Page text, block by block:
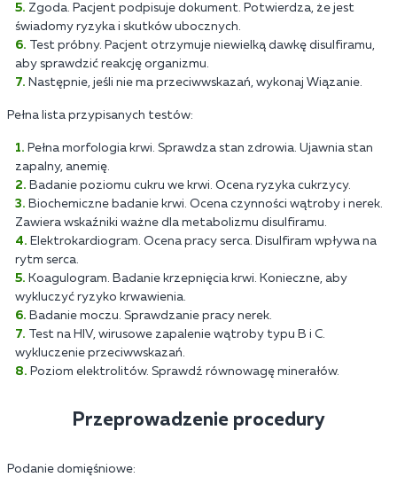
Zgoda. Pacjent podpisuje dokument. Potwierdza, że jest
świadomy ryzyka i skutków ubocznych.
Test próbny. Pacjent otrzymuje niewielką dawkę disulfiramu,
aby sprawdzić reakcję organizmu.
Następnie, jeśli nie ma przeciwwskazań, wykonaj Wiązanie.
Pełna lista przypisanych testów:
Pełna morfologia krwi. Sprawdza stan zdrowia. Ujawnia stan
zapalny, anemię.
Badanie poziomu cukru we krwi. Ocena ryzyka cukrzycy.
Biochemiczne badanie krwi. Ocena czynności wątroby i nerek.
Zawiera wskaźniki ważne dla metabolizmu disulfiramu.
Elektrokardiogram. Ocena pracy serca. Disulfiram wpływa na
rytm serca.
Koagulogram. Badanie krzepnięcia krwi. Konieczne, aby
wykluczyć ryzyko krwawienia.
Badanie moczu. Sprawdzanie pracy nerek.
Test na HIV, wirusowe zapalenie wątroby typu B i C.
wykluczenie przeciwwskazań.
Poziom elektrolitów. Sprawdź równowagę minerałów.
Przeprowadzenie procedury
Podanie domięśniowe: